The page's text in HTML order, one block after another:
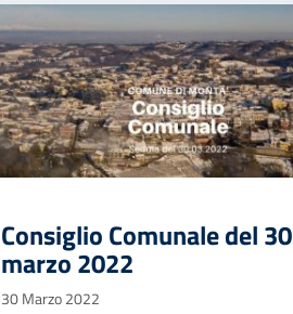
Consiglio Comunale del 30
marzo 2022
30 Marzo 2022